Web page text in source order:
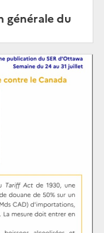
générale du